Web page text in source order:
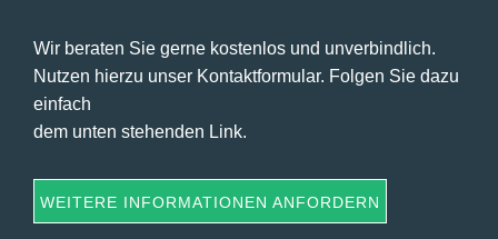
Wir beraten Sie gerne kostenlos und unverbindlich.
Nutzen hierzu unser Kontaktformular. Folgen Sie dazu
einfach
dem unten stehenden Link.
WEITERE INFORMATIONEN ANFORDERN